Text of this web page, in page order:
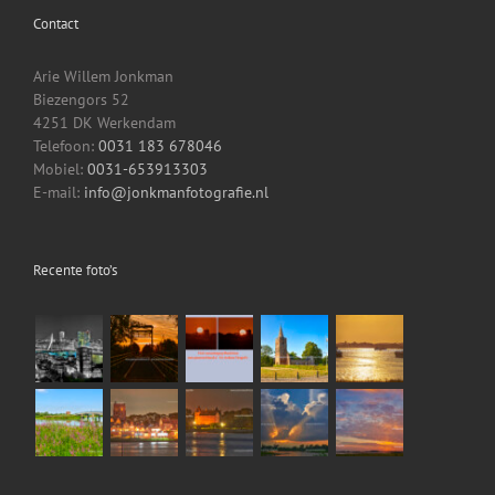
Contact
Arie Willem Jonkman
Biezengors 52
4251 DK Werkendam
Telefoon: 0031 183 678046
Mobiel: 0031-653913303
E-mail: info@jonkmanfotografie.nl
Recente foto’s